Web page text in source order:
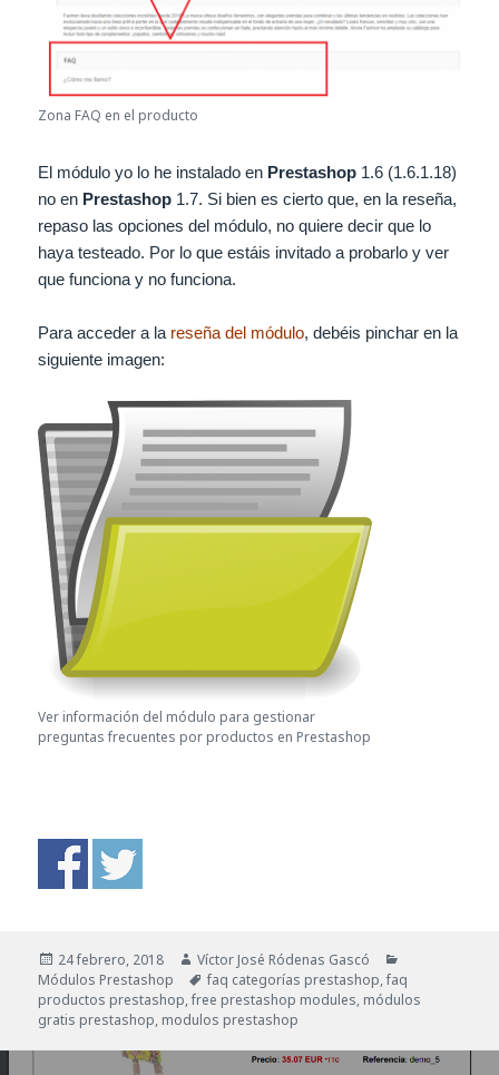
Zona FAQ en el producto
El módulo yo lo he instalado en Prestashop 1.6 (1.6.1.18)
no en Prestashop 1.7. Si bien es cierto que, en la reseña,
repaso las opciones del módulo, no quiere decir que lo
haya testeado. Por lo que estáis invitado a probarlo y ver
que funciona y no funciona.
Para acceder a la reseña del módulo, debéis pinchar en la
siguiente imagen:
Ver información del módulo para gestionar
preguntas frecuentes por productos en Prestashop
Publicado
el
24 febrero, 2018 Autor
Víctor José Ródenas Gascó
Módulos Prestashop
Etiquetas
faq categorías prestashop,faq
productos prestashop,free prestashop modules, módulos
gratis prestashop, modulos prestashop